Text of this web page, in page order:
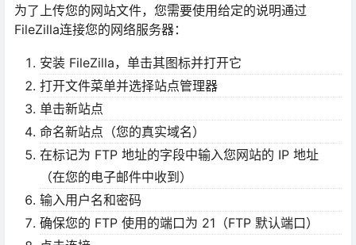
为了上传您的网站文件，您需要使用给定的说明通过
FileZilla连接您的网络服务器：
安装 FileZilla，单击其图标并打开它
打开文件菜单并选择站点管理器
单击新站点
命名新站点（您的真实域名）
在标记为 FTP 地址的字段中输入您网站的 IP 地址
（在您的电子邮件中收到）
输入用户名和密码
确保您的 FTP 使用的端口为 21（FTP 默认端口）